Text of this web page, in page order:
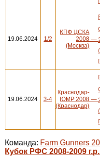
19.06.2024 1/2
КПФ ЦСКА
2008
(Москва)
—
19.06.2024 3-4
Краснодар-
ЮМР 2008
(Краснодар)
—
Команда: Farm Gunners
Кубок РФС 2008-2009